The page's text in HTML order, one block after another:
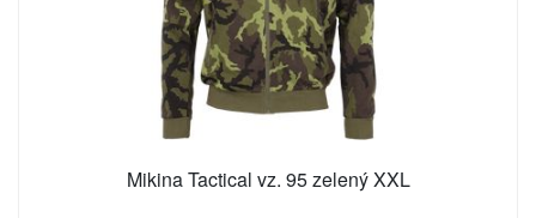
Mikina Tactical vz. 95 zelený XXL